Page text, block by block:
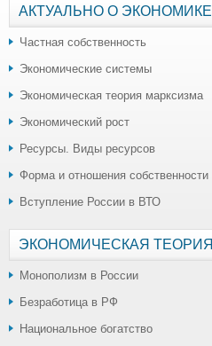
АКТУАЛЬНО О ЭКОНОМИКЕ
Частная собственность
Экономические системы
Экономическая теория марксизма
Экономический рост
Ресурсы. Виды ресурсов
Форма и отношения собственности
Вступление России в ВТО
ЭКОНОМИЧЕСКАЯ ТЕОРИЯ
Монополизм в России
Безработица в РФ
Национальное богатство